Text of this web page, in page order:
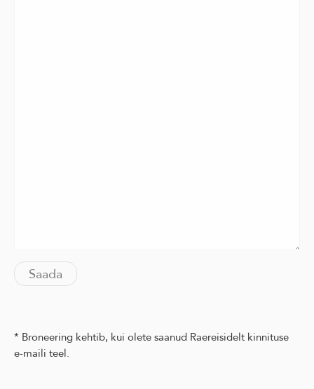
* Broneering kehtib, kui olete saanud Raereisidelt kinnituse
e-maili teel.